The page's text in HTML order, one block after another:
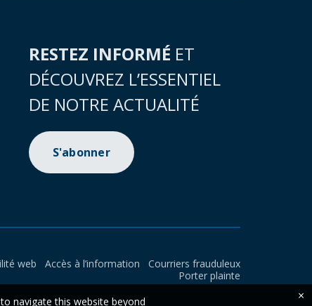
RESTEZ INFORMÉ ET
DÉCOUVREZ L’ESSENTIEL
DE NOTRE ACTUALITÉ
S'abonner
web Accès à l’information
Courriers frauduleux
Porter plainte
navigate this website beyond
×